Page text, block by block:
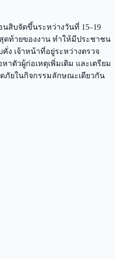
สิบจัดขึ้นระหว่างวันที่ 15–19
ดท้ายของงาน ทำให้มีประชาชน
ง เจ้าหน้าที่อยู่ระหว่างตรวจ
าตัวผู้ก่อเหตุเพิ่มเติม และเตรียม
ภัยในกิจกรรมลักษณะเดียวกัน